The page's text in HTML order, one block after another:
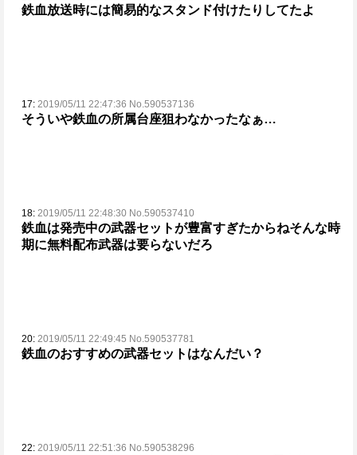
鉄血放送時には簡易的なスタンド付けたりしてたよ
17: 2019/05/11 22:47:36 No.590537136
そういや鉄血の所属台座狙わなかったなぁ…
18: 2019/05/11 22:48:30 No.590537410
鉄血は発売中の武器セットが豊富すぎたからねそんな時
期に無料配布武器は要らないだろ
20: 2019/05/11 22:49:45 No.590537781
鉄血のおすすめの武器セットはなんだい？
22: 2019/05/11 22:51:36 No.590538296